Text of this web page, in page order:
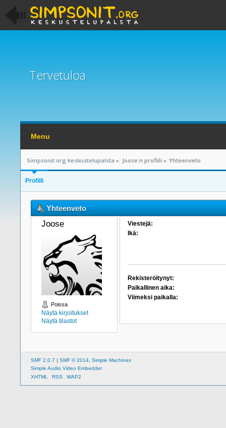
Tervetuloa
Menu
Simpsonit.org keskustelupalsta » Joose:n profiili » Yhteenveto
Profiili
Yhteenveto
Joose
Poissa
Näytä kirjoitukset
Näytä tilastot
Viestejä:
Ikä:
Rekisteröitynyt:
Paikallinen aika:
Viimeksi paikalla:
SMF 2.0.7 | SMF © 2014 Simple Machines
Simple Audio Video Embedder
XHTML
RSS WAP2